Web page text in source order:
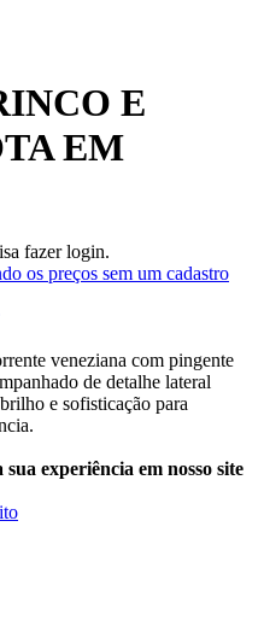
E
EM
fazer login.
os preços sem um cadastro
veneziana com pingente
de detalhe lateral
e sofisticação para
experiência em nosso site